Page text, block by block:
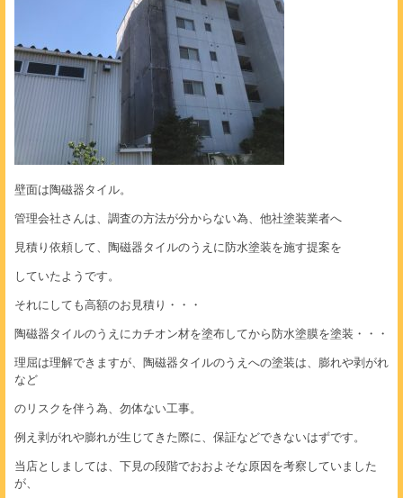
壁面は陶磁器タイル。
管理会社さんは、調査の方法が分からない為、他社塗装業者へ
見積り依頼して、陶磁器タイルのうえに防水塗装を施す提案を
していたようです。
それにしても高額のお見積り・・・
陶磁器タイルのうえにカチオン材を塗布してから防水塗膜を塗装・・・
理屈は理解できますが、陶磁器タイルのうえへの塗装は、膨れや剥がれ
など
のリスクを伴う為、勿体ない工事。
例え剥がれや膨れが生じてきた際に、保証などできないはずです。
当店としましては、下見の段階でおおよそな原因を考察していました
が、